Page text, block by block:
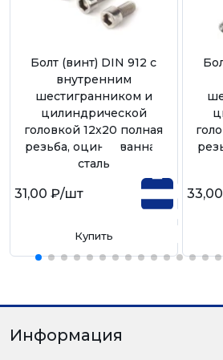
Болт (винт) DIN 912 с
внутренним
шестигранником и
цилиндрической
головкой 12х20 полная
резьба, оцинкованная
сталь
31,00 ₽/шт
Купить
Информация